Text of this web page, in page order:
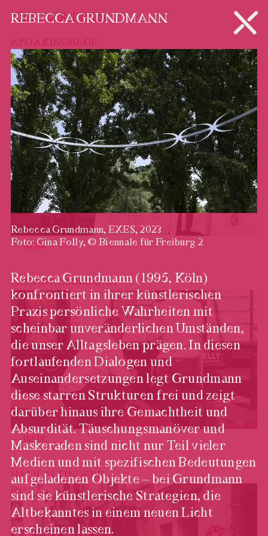
KÜNSTLER*INNEN
AYO AKINGBADE
…mehr
SAMAR AL SUMMARY
…mehr
HALIL ALTINDERE
REBECCA GRUNDMANN
Rebecca Grundmann, EXES, 2023
Foto: Gina Folly, © Biennale für Freiburg 2
Rebecca Grundmann (1995, Köln)
konfrontiert in ihrer künstlerischen
Praxis persönliche Wahrheiten mit
scheinbar unveränderlichen Umständen,
die unser Alltagsleben prägen. In diesen
fortlaufenden Dialogen und
Auseinandersetzungen legt Grundmann
diese starren Strukturen frei und zeigt
darüber hinaus ihre Gemachtheit und
Absurdität. Täuschungsmanöver und
Maskeraden sind nicht nur Teil vieler
Medien und mit spezifischen Bedeutungen
aufgeladenen Objekte – bei Grundmann
sind sie künstlerische Strategien, die
Altbekanntes in einem neuen Licht
erscheinen lassen.
Rebecca Grundmann, EXES,
2023
Foto: Gina Folly, © Biennale
für Freiburg 2